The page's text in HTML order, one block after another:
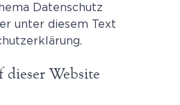
Datenschutz
unter diesem Text
dieser Website